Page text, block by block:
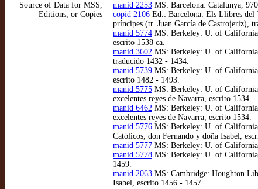
Source of Data for MSS,
Editions, or Copies
manid 2253 MS: Barcelona: Catalunya,
copid 2106 Ed.: Barcelona: Els Llibres del
príncipes (tr. Juan García de Castrojeriz),
manid 5774 MS: Berkeley: U. of
escrito 1538 ca.
manid 3602 MS: Berkeley: U. of
traducido 1432 - 1434.
manid 5739 MS: Berkeley: U. of
escrito 1482 - 1493.
manid 5775 MS: Berkeley: U. of
excelentes reyes de Navarra, escrito 1534.
manid 6462 MS: Berkeley: U. of
excelentes reyes de Navarra, escrito 1534.
manid 5776 MS: Berkeley: U. of
Católicos, don Fernando y doña Isabel,
manid 5777 MS: Berkeley: U. of
manid 5778 MS: Berkeley: U. of
1459.
manid 2063 MS: Cambridge: Houghton
Isabel, escrito 1456 - 1457.